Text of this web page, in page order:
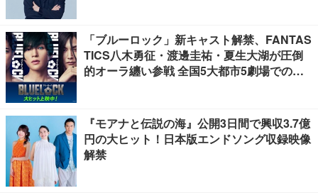
「ブルーロック」新キャスト解禁、FANTAS
TICS八木勇征・渡邊圭祐・夏生大湖が圧倒
的オーラ纏い参戦 全国5大都市5劇場での応
『モアナと伝説の海』公開3日間で興収3.7億
円の大ヒット！日本版エンドソング収録映像
解禁